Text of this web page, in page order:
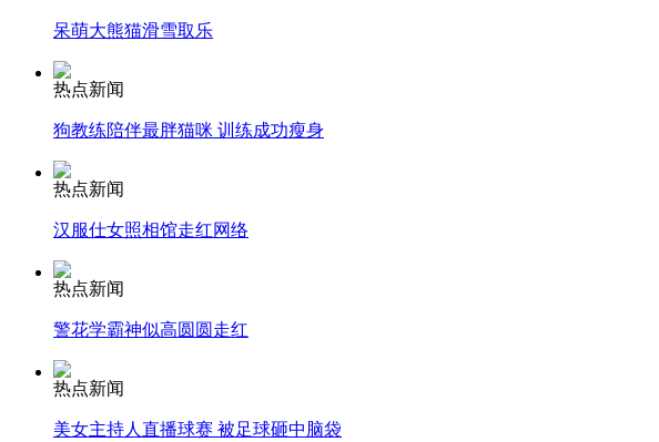
纽约上演“枕头大战”
司机酒驾遇交警 急速倒车逃窜
呆萌大熊猫滑雪取乐
热点新闻
狗教练陪伴最胖猫咪 训练成功瘦身
热点新闻
汉服仕女照相馆走红网络
热点新闻
警花学霸神似高圆圆走红
热点新闻
美女主持人直播球赛 被足球砸中脑袋